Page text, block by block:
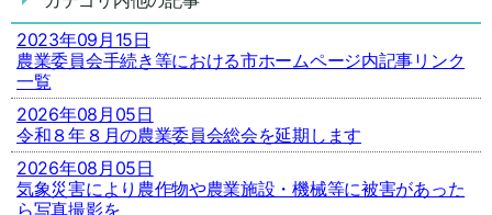
2023年09月15日
農業委員会手続き等における市ホームページ内記事リンク
一覧
2026年08月05日
令和８年８月の農業委員会総会を延期します
2026年08月05日
気象災害により農作物や農業施設・機械等に被害があった
ら写真撮影を